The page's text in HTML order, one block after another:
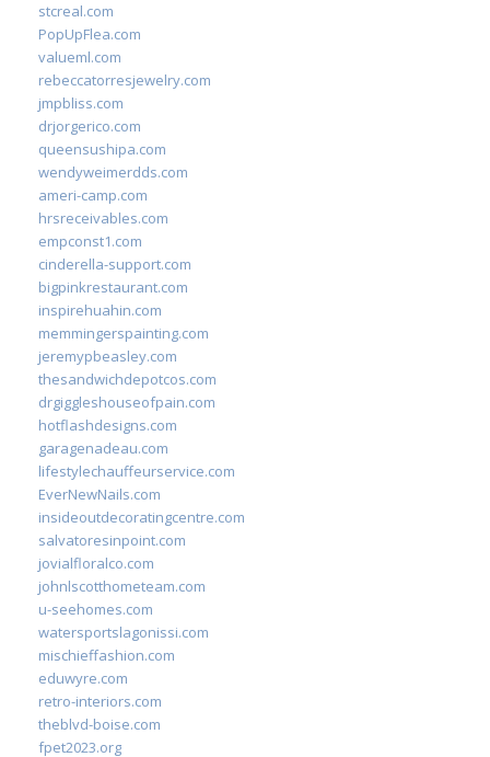
stcreal.com
PopUpFlea.com
valueml.com
rebeccatorresjewelry.com
jmpbliss.com
drjorgerico.com
queensushipa.com
wendyweimerdds.com
ameri-camp.com
hrsreceivables.com
empconst1.com
cinderella-support.com
bigpinkrestaurant.com
inspirehuahin.com
memmingerspainting.com
jeremypbeasley.com
thesandwichdepotcos.com
drgiggleshouseofpain.com
hotflashdesigns.com
garagenadeau.com
lifestylechauffeurservice.com
EverNewNails.com
insideoutdecoratingcentre.com
salvatoresinpoint.com
jovialfloralco.com
johnlscotthometeam.com
u-seehomes.com
watersportslagonissi.com
mischieffashion.com
eduwyre.com
retro-interiors.com
theblvd-boise.com
fpet2023.org